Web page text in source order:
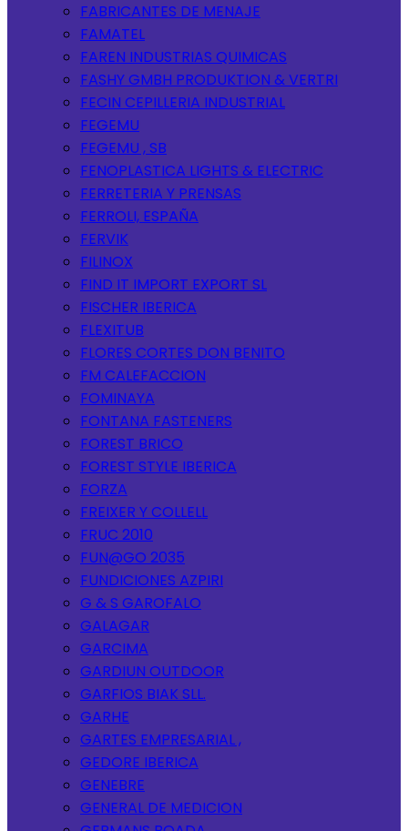
FABRICANTES DE MENAJE
FAMATEL
FAREN INDUSTRIAS QUIMICAS
FASHY GMBH PRODUKTION & VERTRI
FECIN CEPILLERIA INDUSTRIAL
FEGEMU
FEGEMU , SB
FENOPLASTICA LIGHTS & ELECTRIC
FERRETERIA Y PRENSAS
FERROLI, ESPAÑA
FERVIK
FILINOX
FIND IT IMPORT EXPORT SL
FISCHER IBERICA
FLEXITUB
FLORES CORTES DON BENITO
FM CALEFACCION
FOMINAYA
FONTANA FASTENERS
FOREST BRICO
FOREST STYLE IBERICA
FORZA
FREIXER Y COLLELL
FRUC 2010
FUN@GO 2035
FUNDICIONES AZPIRI
G & S GAROFALO
GALAGAR
GARCIMA
GARDIUN OUTDOOR
GARFIOS BIAK SLL.
GARHE
GARTES EMPRESARIAL ,
GEDORE IBERICA
GENEBRE
GENERAL DE MEDICION